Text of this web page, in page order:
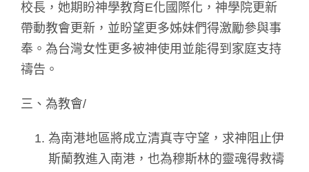
校長，她期盼神學教育E化國際化，神學院更新
帶動教會更新，並盼望更多姊妹們得激勵參與事
奉。為台灣女性更多被神使用並能得到家庭支持
禱告。
三、為教會/
為南港地區將成立清真寺守望，求神阻止伊
斯蘭教進入南港，也為穆斯林的靈魂得救禱